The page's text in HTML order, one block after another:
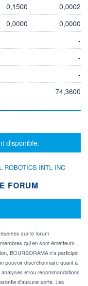
0,1500
0,0002
0,0000
0,0000
-
-
-
74,3600
disponible.
ROBOTICS INTL INC
FORUM
sur le forum
qui en sont émetteurs.
BOURSORAMA n'a participé
pouvoir discrétionnaire quant à
et/ou recommandations
d'aucune sorte. Les